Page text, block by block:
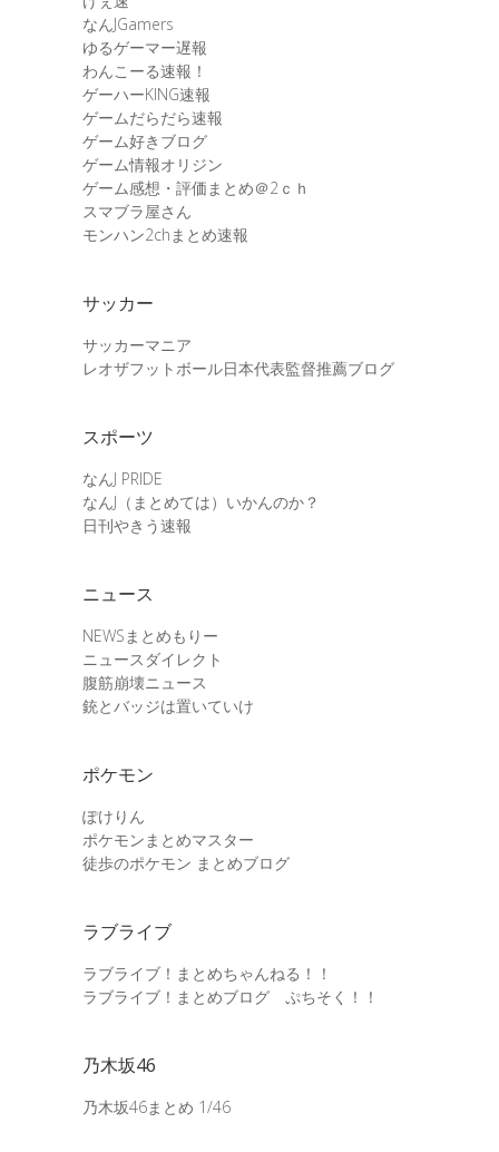
なんJGamers
ゆるゲーマー遅報
わんこーる速報！
ゲーハーKING速報
ゲームだらだら速報
ゲーム好きブログ
ゲーム情報オリジン
ゲーム感想・評価まとめ＠2ｃｈ
スマブラ屋さん
モンハン2chまとめ速報
サッカー
サッカーマニア
レオザフットボール日本代表監督推薦ブログ
スポーツ
なんJ PRIDE
なんJ（まとめては）いかんのか？
日刊やきう速報
ニュース
NEWSまとめもりー
ニュースダイレクト
腹筋崩壊ニュース
銃とバッジは置いていけ
ポケモン
ぽけりん
ポケモンまとめマスター
徒歩のポケモン まとめブログ
ラブライブ
ラブライブ！まとめちゃんねる！！
ラブライブ！まとめブログ ぷちそく！！
乃木坂46
乃木坂46まとめ 1/46